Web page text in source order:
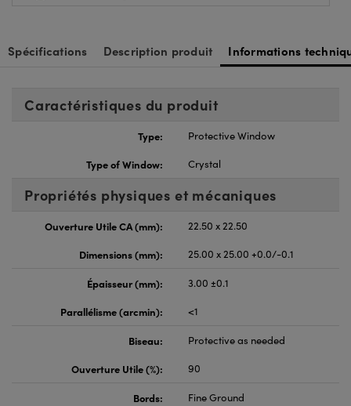
Spécifications Description produit Informations
Caractéristiques du produit
Type:
Protective Window
Type of Window:
Crystal
Propriétés physiques et mécaniques
Ouverture Utile CA (mm):
22.50 x 22.50
Dimensions (mm):
25.00 x 25.00 +0.0/-0.1
Épaisseur (mm):
3.00 ±0.1
Parallélisme (arcmin):
<1
Biseau:
Protective as needed
Ouverture Utile (%):
90
Bords:
Fine Ground